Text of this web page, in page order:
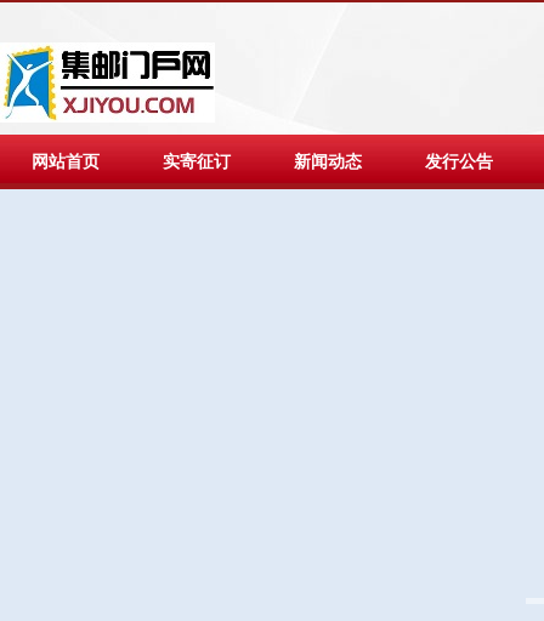
网站首页 实寄征订 新闻动态 发行公告